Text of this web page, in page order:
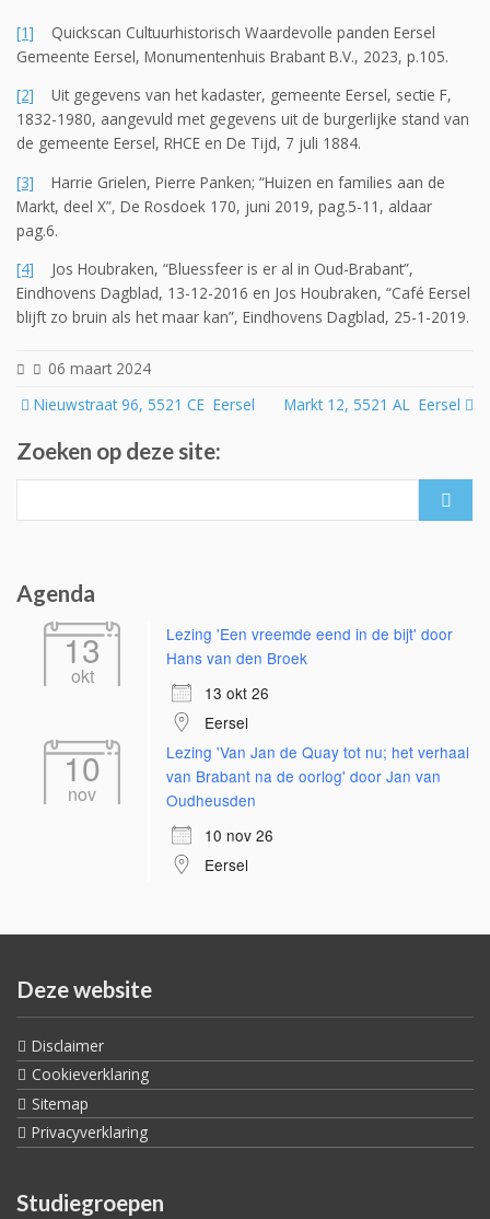
[1] Quickscan Cultuurhistorisch Waardevolle panden Eersel
Gemeente Eersel, Monumentenhuis Brabant B.V., 2023, p.105.
[2] Uit gegevens van het kadaster, gemeente Eersel, sectie F,
1832-1980, aangevuld met gegevens uit de burgerlijke stand van
de gemeente Eersel, RHCE en De Tijd, 7 juli 1884.
[3] Harrie Grielen, Pierre Panken; “Huizen en families aan de
Markt, deel X”, De Rosdoek 170, juni 2019, pag.5-11, aldaar
pag.6.
[4] Jos Houbraken, “Bluessfeer is er al in Oud-Brabant”,
Eindhovens Dagblad, 13-12-2016 en Jos Houbraken, “Café Eersel
blijft zo bruin als het maar kan”, Eindhovens Dagblad, 25-1-2019.
06 maart 2024
Post
Nieuwstraat 96, 5521 CE Eersel Markt 12, 5521 AL Eersel
Zoeken op deze site:
Agenda
13
okt
Lezing 'Een vreemde eend in de bijt' door
Hans van den Broek
13 okt 26
Eersel
10
nov
Lezing 'Van Jan de Quay tot nu; het verhaal
van Brabant na de oorlog' door Jan van
Oudheusden
10 nov 26
Eersel
Deze website
Disclaimer
Cookieverklaring
Sitemap
Privacyverklaring
Studiegroepen